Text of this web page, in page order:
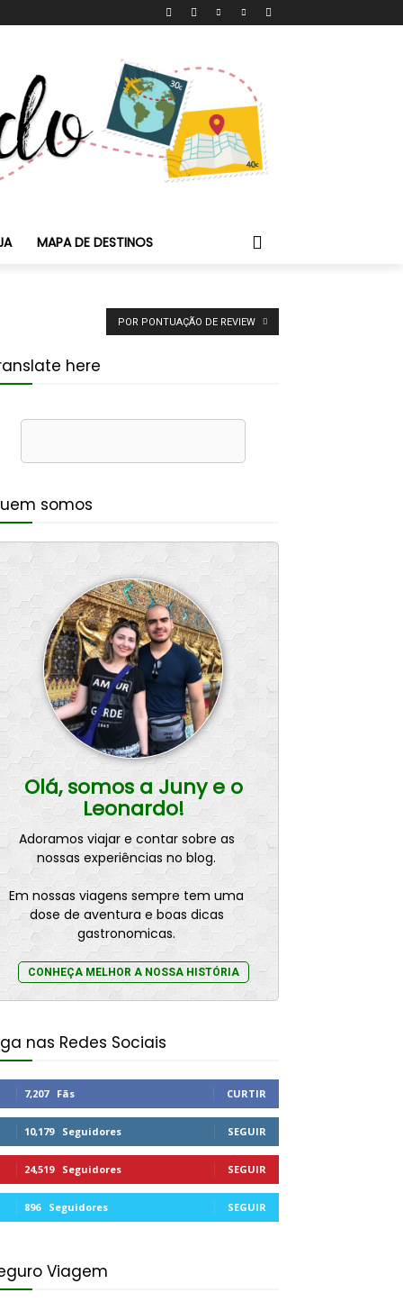
MAPA DE DESTINOS
POR PONTUAÇÃO DE REVIEW
here
somos
Olá, somos a Juny e o
Leonardo!
Adoramos viajar e contar sobre as
nossas experiências no blog.
Em nossas viagens sempre tem uma
dose de aventura e boas dicas
gastronomicas.
CONHEÇA MELHOR A NOSSA HISTÓRIA
nas Redes Sociais
7,207 Fãs CURTIR
10,179 Seguidores SEGUIR
24,519 Seguidores SEGUIR
896 Seguidores SEGUIR
Viagem